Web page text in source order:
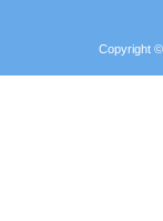
Copyright